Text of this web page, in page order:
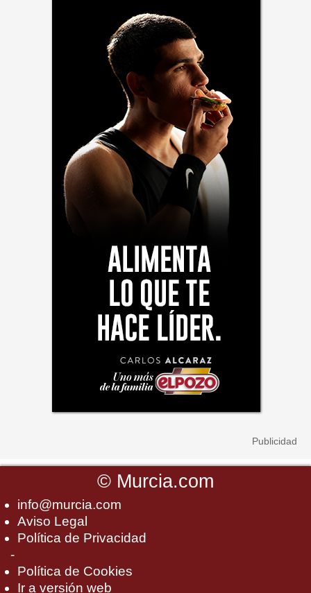
© Murcia.com
info@murcia.com
Aviso Legal
Política de Privacidad
-
Política de Cookies
Ir a versión web